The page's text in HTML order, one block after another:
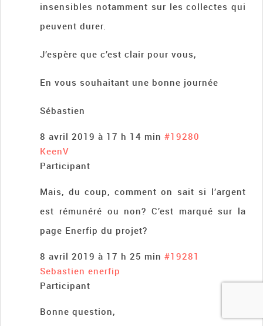
insensibles notamment sur les collectes qui
peuvent durer.
J’espère que c’est clair pour vous,
En vous souhaitant une bonne journée
Sébastien
8 avril 2019 à 17 h 14 min #19280
KeenV
Participant
Mais, du coup, comment on sait si l’argent
est rémunéré ou non? C’est marqué sur la
page Enerfip du projet?
8 avril 2019 à 17 h 25 min #19281
Sebastien enerfip
Participant
Bonne question,